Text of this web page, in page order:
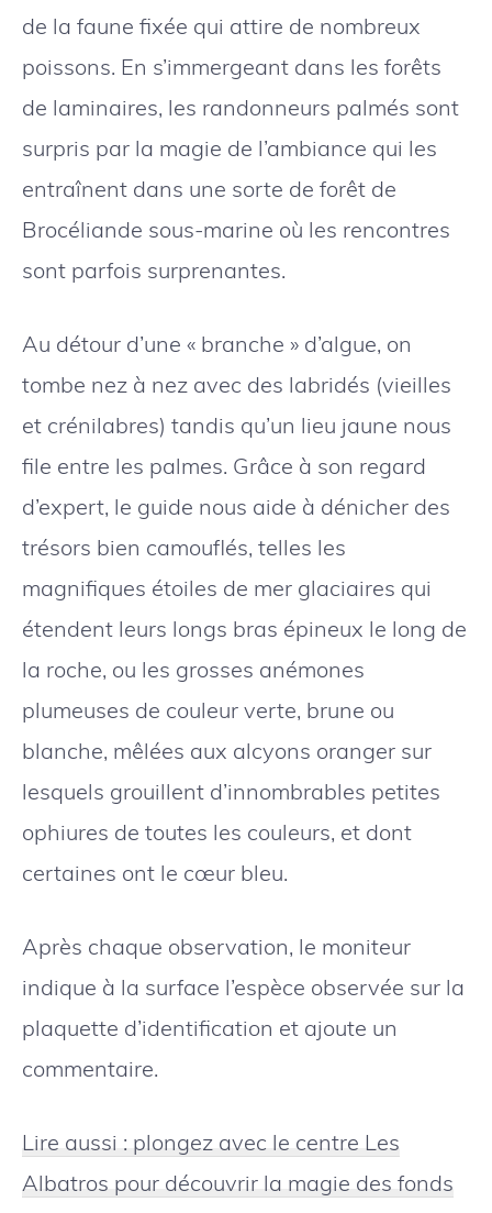
de la faune fixée qui attire de nombreux
poissons. En s’immergeant dans les forêts
de laminaires, les randonneurs palmés sont
surpris par la magie de l’ambiance qui les
entraînent dans une sorte de forêt de
Brocéliande sous-marine où les rencontres
sont parfois surprenantes.
Au détour d’une « branche » d’algue, on
tombe nez à nez avec des labridés (vieilles
et crénilabres) tandis qu’un lieu jaune nous
file entre les palmes. Grâce à son regard
d’expert, le guide nous aide à dénicher des
trésors bien camouflés, telles les
magnifiques étoiles de mer glaciaires qui
étendent leurs longs bras épineux le long de
la roche, ou les grosses anémones
plumeuses de couleur verte, brune ou
blanche, mêlées aux alcyons oranger sur
lesquels grouillent d’innombrables petites
ophiures de toutes les couleurs, et dont
certaines ont le cœur bleu.
Après chaque observation, le moniteur
indique à la surface l’espèce observée sur la
plaquette d’identification et ajoute un
commentaire.
Lire aussi : plongez avec le centre Les
Albatros pour découvrir la magie des fonds